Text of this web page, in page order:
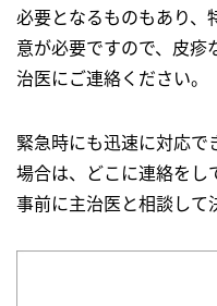
必要となるものもあり、
意が必要ですので、皮疹
治医にご連絡ください。
緊急時にも迅速に対応
場合は、どこに連絡をし
事前に主治医と相談して